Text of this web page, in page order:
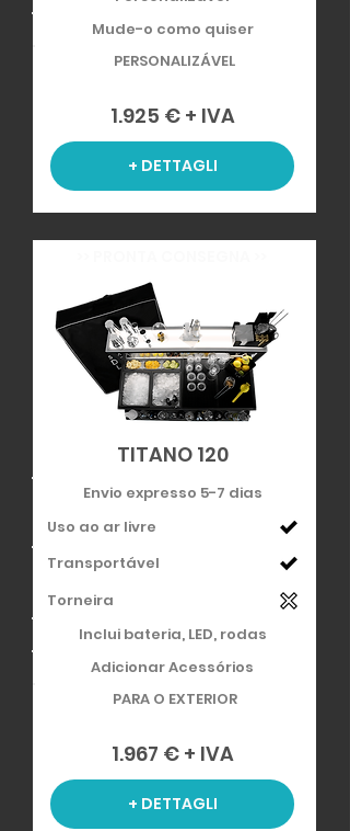
Mude-o como quiser
PERSONALIZÁVEL
1.925 € + IVA
+ DETTAGLI
TITANO 120
Uso ao ar livre
Transportável
Envio expresso 5-7 dias
Torneira
Inclui bateria, LED, rodas
Adicionar Acessórios
PARA O EXTERIOR
1.967 € + IVA
+ DETTAGLI